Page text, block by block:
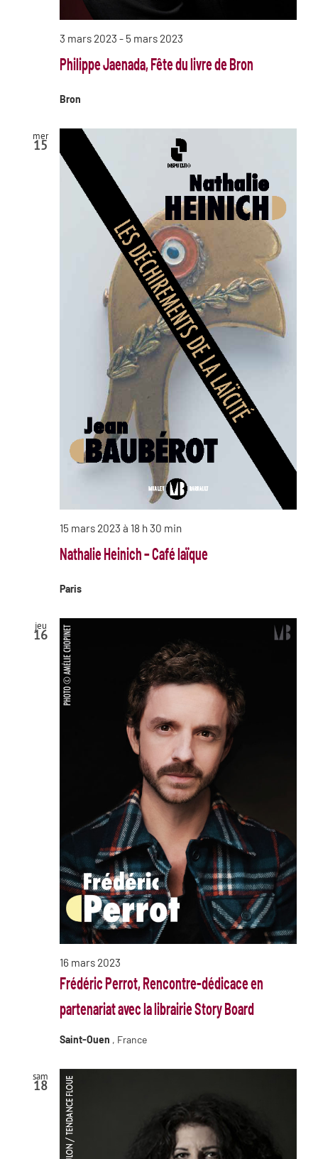
Philippe Jaenada, Fête du livre de Bron
3 mars 2023 - 5 mars 2023
Bron
mer
15
Nathalie Heinich – Café laïque
15 mars 2023 à 18 h 30 min
Paris
jeu
16
Frédéric Perrot, Rencontre-dédicace en
partenariat avec la librairie Story Board
16 mars 2023
Saint-Ouen , France
sam
18